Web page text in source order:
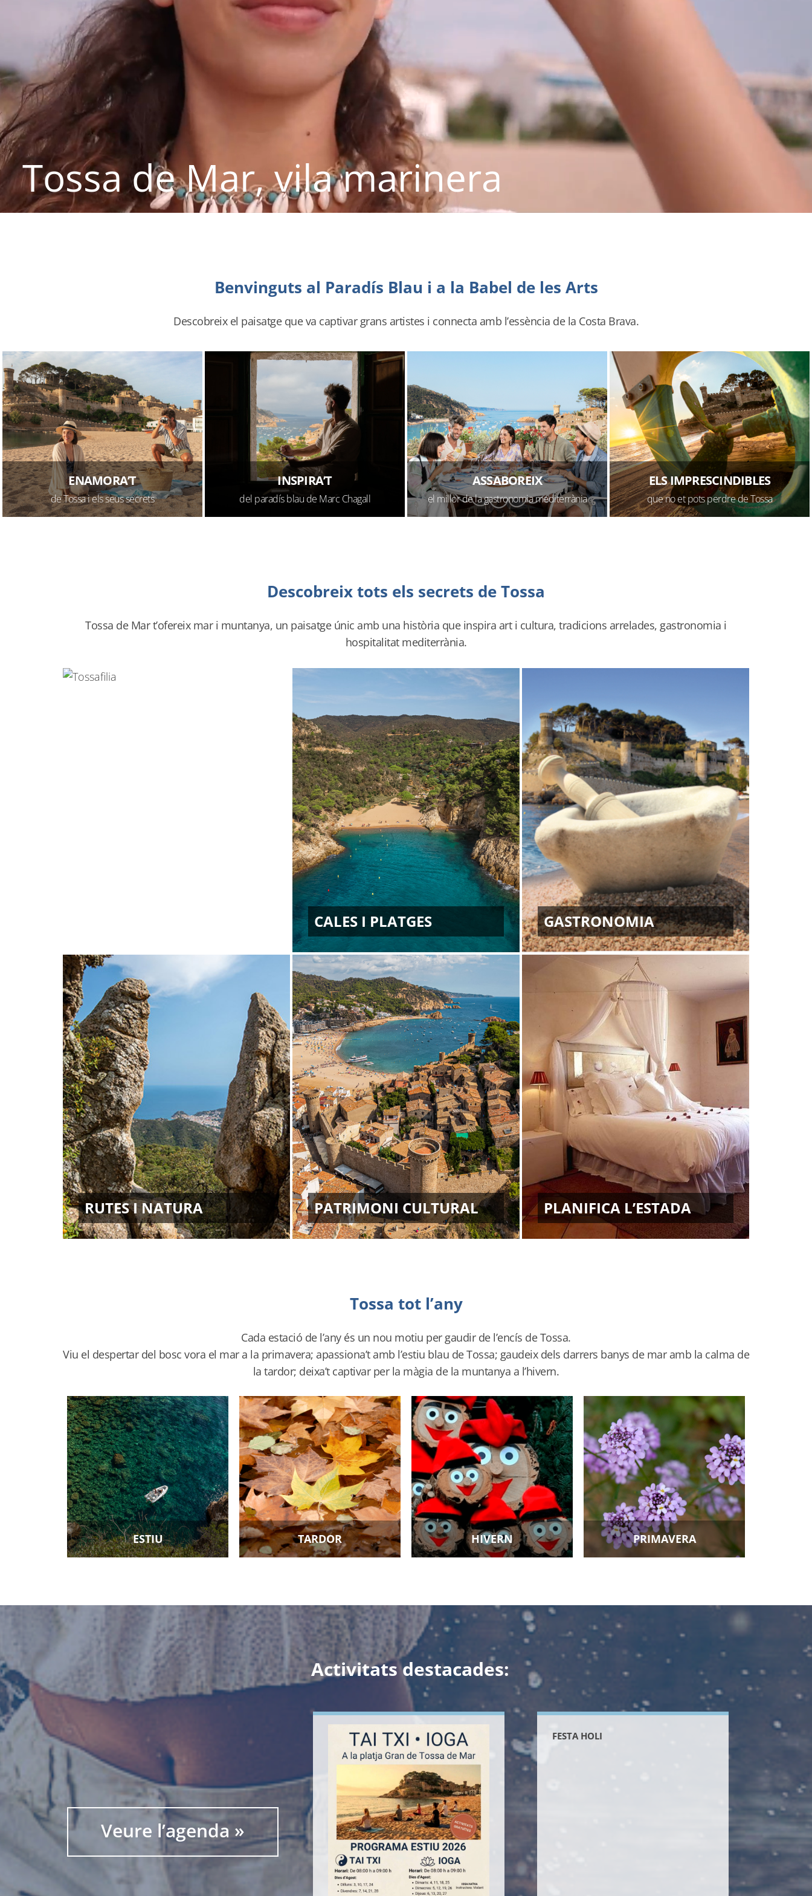
Tossa de Mar, vila marinera
Benvinguts al Paradís Blau i a la Babel de les Arts
Descobreix el paisatge que va captivar grans artistes i connecta amb l’essència de la Costa Brava.
ENAMORA’T
de Tossa i els seus secrets
INSPIRA’T
del paradís blau de Marc Chagall
ASSABOREIX
el millor de la gastronomia mediterrània
ELS IMPRESCINDIBLES
que no et pots perdre de Tossa
Descobreix tots els secrets de Tossa
Tossa de Mar t’ofereix mar i muntanya, un paisatge únic amb una història que inspira art i cultura, tradicions arrelades, gastronomia i
hospitalitat mediterrània.
CALES I PLATGES GASTRONOMIA
RUTES I NATURA PATRIMONI CULTURAL PLANIFICA L’ESTADA
Tossa tot l’any
Cada estació de l’any és un nou motiu per gaudir de l’encís de Tossa.
Viu el despertar del bosc vora el mar a la primavera; apassiona’t amb l’estiu blau de Tossa; gaudeix dels darrers banys de mar amb la calma de
la tardor; deixa’t captivar per la màgia de la muntanya a l’hivern.
ESTIU TARDOR HIVERN PRIMAVERA
Veure l’agenda »
Activitats destacades:
FESTA HOLI